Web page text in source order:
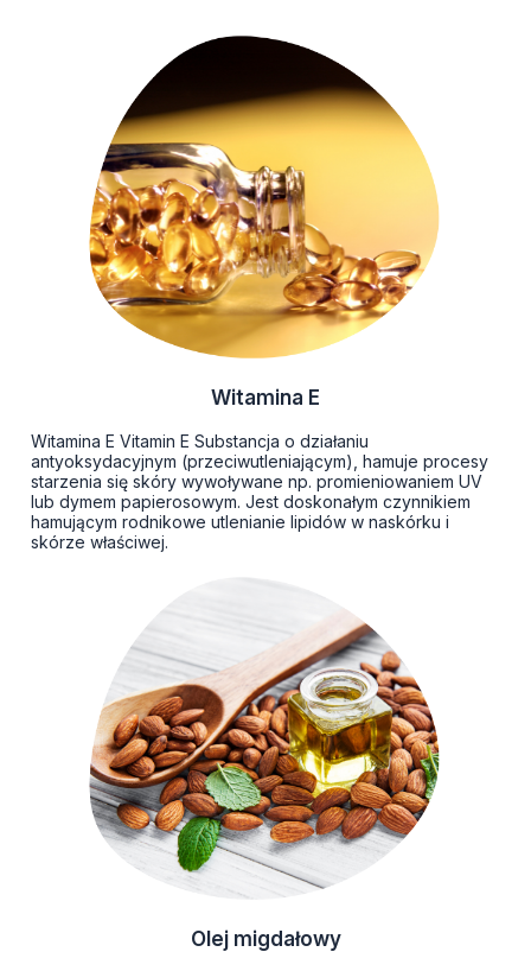
Witamina E
Witamina E Vitamin E Substancja o działaniu
antyoksydacyjnym (przeciwutleniającym), hamuje procesy
starzenia się skóry wywoływane np. promieniowaniem UV
lub dymem papierosowym. Jest doskonałym czynnikiem
hamującym rodnikowe utlenianie lipidów w naskórku i
skórze właściwej.
Olej migdałowy